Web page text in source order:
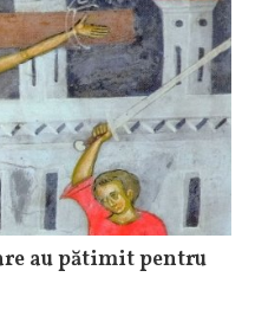
au pătimit pentru